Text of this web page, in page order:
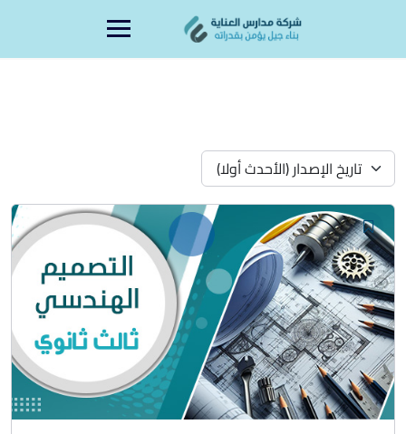
تاريخ الإصدار (الأحدث أولا)